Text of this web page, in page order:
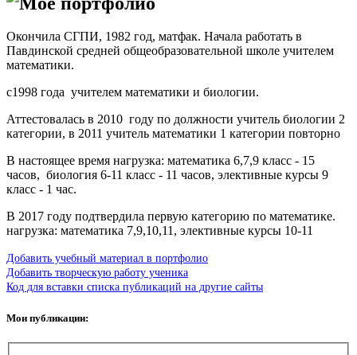
Окончила СГПИ, 1982 год, матфак. Начала работать в
Павдинской средней общеобразовательной школе учителем
математики.
с1998 года учителем математики и биологии.
Аттестовалась в 2010 году по должности учитель биологии 2
категории, в 2011 учитель математики 1 категории повторно
В настоящее время нагрузка: математика 6,7,9 класс - 15
часов, биология 6-11 класс - 11 часов, элективные курсы 9
класс - 1 час.
В 2017 году подтвердила первую категорию по математике.
нагрузка: математика 7,9,10,11, элективные курсы 10-11
Добавить учебный материал в портфолио
Добавить творческую работу ученика
Код для вставки списка публикаций на другие сайты
Мои публикации: